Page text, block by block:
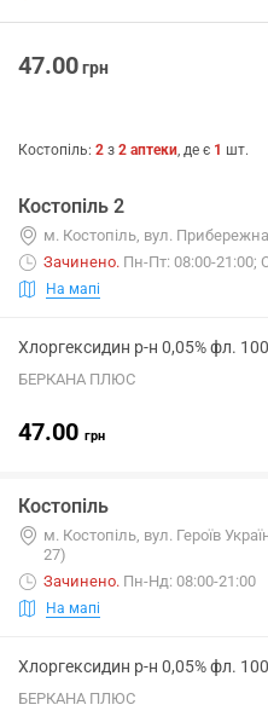
47.00грн
Костопіль: 2 з 2 аптеки, де є 1 шт.
Костопіль 2
м. Костопіль, вул.
Зачинено. Пн-Пт: 08:00-21:00;
На мапі
Хлоргексидин р-н 0,05% фл.
БЕРКАНА ПЛЮС
47.00 грн
Костопіль
м. Костопіль, вул. Героїв
27)
Зачинено. Пн-Нд: 08:00-21:00
На мапі
Хлоргексидин р-н 0,05% фл.
БЕРКАНА ПЛЮС